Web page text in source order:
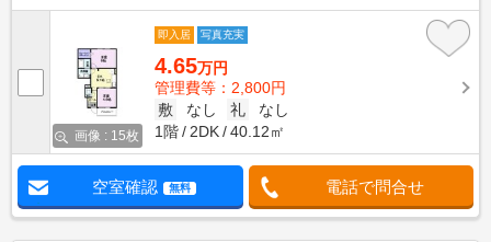
画像 : 15枚
即入居 写真充実
4.65万円
管理費等：2,800円
敷
なし 礼
なし
1階
2DK 40.12㎡
空室確認 無料 電話で問合せ